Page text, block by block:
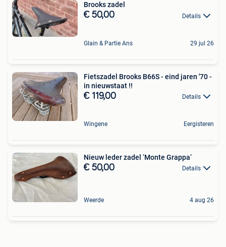
Brooks zadel
€ 50,00 Details
Glain & Partie Ans 29 jul 26
Fietszadel Brooks B66S - eind jaren '70 -
in nieuwstaat !!
€ 119,00 Details
Wingene Eergisteren
Nieuw leder zadel ‘Monte Grappa’
€ 50,00 Details
Weerde 4 aug 26